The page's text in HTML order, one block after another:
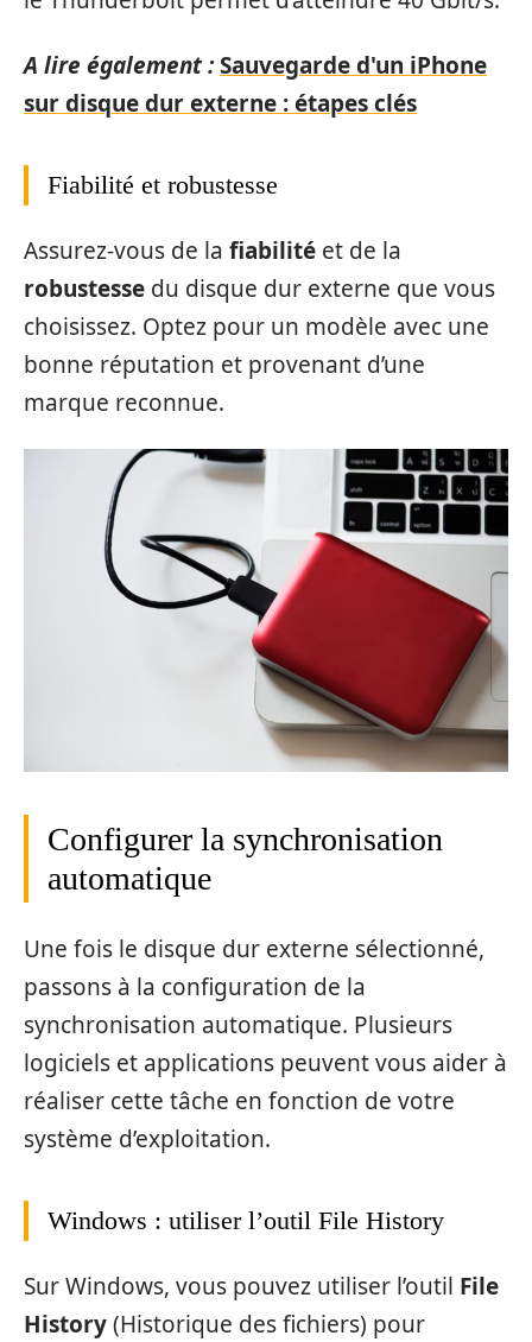
A lire également :Sauvegarde d'un iPhone
sur disque dur externe : étapes clés
Fiabilité et robustesse
Assurez-vous de la fiabilité et de la
robustesse du disque dur externe que vous
choisissez. Optez pour un modèle avec une
bonne réputation et provenant d’une
marque reconnue.
Configurer la synchronisation
automatique
Une fois le disque dur externe sélectionné,
passons à la configuration de la
synchronisation automatique. Plusieurs
logiciels et applications peuvent vous aider à
réaliser cette tâche en fonction de votre
système d’exploitation.
Windows : utiliser l’outil File History
Sur Windows, vous pouvez utiliser l’outil File
History(Historique des fichiers) pour